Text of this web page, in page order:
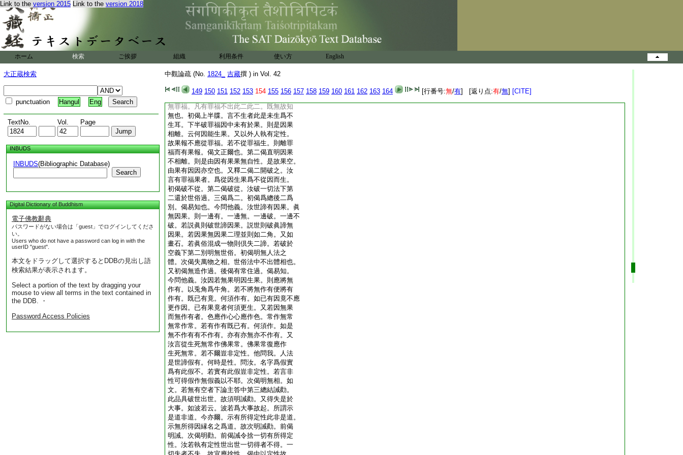
Link to the version 2015 Link to the version 2018
ホーム 検索 ご挨拶 組織 利用条件 使い方 English
大正蔵検索
punctuation Hangul Eng
TextNo. Vol. Page
INBUDS
INBUDS(Bibliographic Database)
Search
Digital Dictionary of Buddhism
電子佛教辭典
パスワードがない場合は「guest」でログインしてくださ
い。
Users who do not have a password can log in with the
userID "guest".
本文をドラッグして選択するとDDBの見出し語
検索結果が表示されます。
Select a portion of the text by dragging your
mouse to view all terms in the text contained in
the DDB. ・
Password Access Policies
中觀論疏 (No. 1824_ 吉藏撰 ) in Vol. 42
149 150 151 152 153 154 155 156 157 158 159 160 161 162 163 164 [行番号:無/有] [返り点:有/無] [CITE]
恒非佛性。云何成佛。若諸法不空下第二還
其無罪福過。又開爲兩別。初明無罪福因果。
二明無世俗法。還對前二也。就初文二。前
明無造罪福之人。次兩偈明無罪福之法。夫
論罪福不出人法。既無何有罪福。汝云。我説
空則無人能殺。亦無所殺亦無刀杖故無罪。
亦無能施所施人。亦無物故無福。若汝今有
定性能殺所殺及刀杖。各住自性不得動。
故無罪也。各住性不得施亦無福也。汝於
罪福中下第二明無罪福之法。兩偈爲二。
無罪福。凡有罪福不出此二此二。既無故知
無也。初偈上半牒。言不生者此是未生爲不
生耳。下半破罪福因中未有於果。則是因果
相離。云何因能生果。又以外人執有定性。
故果報不應從罪福。若不從罪福生。則離罪
福而有果報。偈文正爾也。第二偈直明因果
不相離。則是由因有果果無自性。是故果空。
由果有因因亦空也。又釋二偈二開破之。汝
言有罪福果者。爲從因生果爲不從因而生。
初偈破不從。第二偈破從。汝破一切法下第
二還於世俗過。三偈爲二。初偈爲總後二爲
別。偈易知也。今問他義。汝世諦有因果。眞
無因果。則一邊有。一邊無。一邊破。一邊不
破。若説眞則破世諦因果。説世則破眞諦無
因果。若因果無因果二理並則如二角。又如
畫石。若眞俗混成一物則倶失二諦。若破於
空義下第二別明無世俗。初偈明無人法之
體。次偈失萬物之相。世俗法中不出體相也。
又初偈無造作過。後偈有常住過。偈易知。
今問他義。汝因若無果明因生果。則應將無
作有。以兎角爲牛角。若不將無作有便將有
作有。既已有竟。何須作有。如已有因竟不應
更作因。已有果竟者何須更生。又若因無果
而無作有者。色應作心心應作色。常作無常
無常作常。若有作有既已有。何須作。如是
無不作有有不作有。亦有亦無亦不作有。又
汝言從生死無常作佛果常。佛果常復應作
生死無常。若不爾豈非定性。他問我。人法
是世諦假有。何時是性。問汝。名字爲假實
爲有此假不。若實有此假豈非定性。若言非
性可得假作無假義以不耶。次偈明無相。如
文。若無有空者下論主答中第三總結誡勸。
此品具破世出世。故須明誡勸。又得失是於
大事。如波若云。波若爲大事故起。所謂示
是道非道。今亦爾。示有所得定性此非是道。
示無所得因縁名之爲道。故次明誡勸。前偈
明誡。次偈明勸。前偈誡令捨一切有所得定
性。汝若執有定性世出世一切得者不得。一